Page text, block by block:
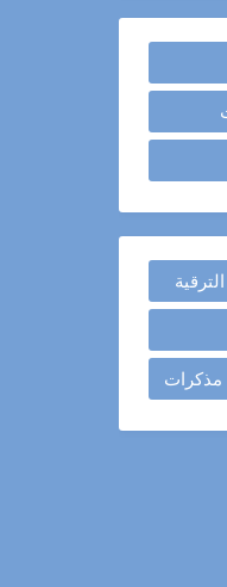
الترقية
مذكرات